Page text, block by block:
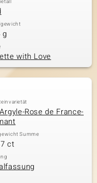
g
with Love
Rose de France-
Summe
ct